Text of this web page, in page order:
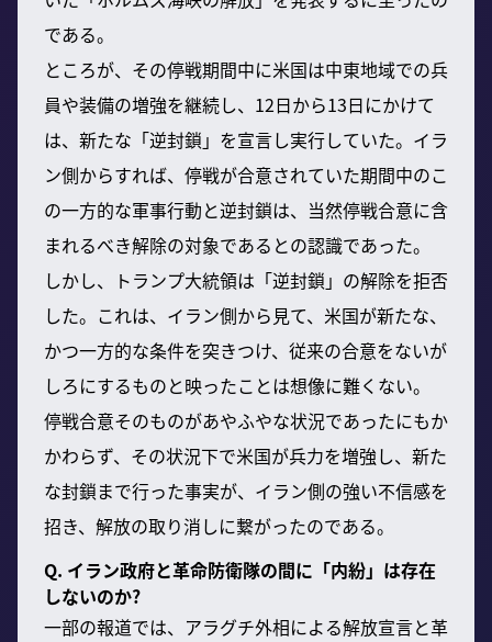
である。
ところが、その停戦期間中に米国は中東地域での兵
員や装備の増強を継続し、12日から13日にかけて
は、新たな「逆封鎖」を宣言し実行していた。イラ
ン側からすれば、停戦が合意されていた期間中のこ
の一方的な軍事行動と逆封鎖は、当然停戦合意に含
まれるべき解除の対象であるとの認識であった。
しかし、トランプ大統領は「逆封鎖」の解除を拒否
した。これは、イラン側から見て、米国が新たな、
かつ一方的な条件を突きつけ、従来の合意をないが
しろにするものと映ったことは想像に難くない。
停戦合意そのものがあやふやな状況であったにもか
かわらず、その状況下で米国が兵力を増強し、新た
な封鎖まで行った事実が、イラン側の強い不信感を
招き、解放の取り消しに繋がったのである。
Q. イラン政府と革命防衛隊の間に「内紛」は存在
しないのか?
一部の報道では、アラグチ外相による解放宣言と革